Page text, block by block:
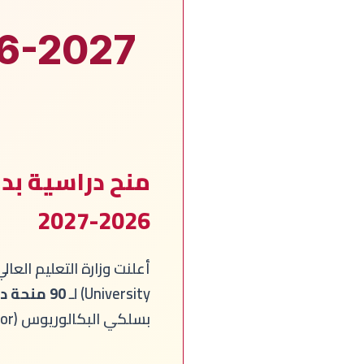
2027
منح دراسية
2026-2027
University) لـ
90 منحة دراسية
بسلكي البكالوريوس (Bachelor) والماستير (Master) برسم السنة الجامعية 2026-2027.